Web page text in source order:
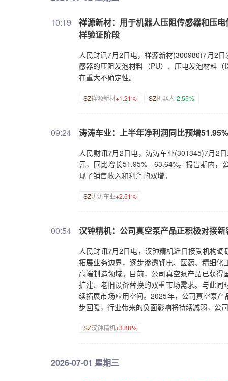
10:19
祥源新材：用于机器人压阻传感器和压
样验证阶段
人民财讯7月2日电，祥源新材(300980)7月2
感器的压阻发泡材料（PU）、压电发泡材料
在重大不确定性。
SZ祥源新材+1.21% SZ机器人-2.55%
09:24 涛涛车业：上半年净利润同比预增
人民财讯7月2日电，涛涛车业(301345)7月2
元，同比增长51.95%—63.64%。报告期内，
现了销售收入和利润的双增。
SZ涛涛车业+2.51%
00:54 汉钟精机：公司真空泵产品正积极对接
人民财讯7月2日电，汉钟精机近日接受机构
拓展业务边界，逐步渗透锂电、医药、精细
高端制造领域。目前，公司真空泵产品已获
扩建、老旧设备替换的双重市场需求。与此
续拓展市场应用空间。2025年，公司真空泵
步回暖，行业带来的负面影响将持续减弱，公
SZ汉钟精机+3.88%
2026-07-01 星期三